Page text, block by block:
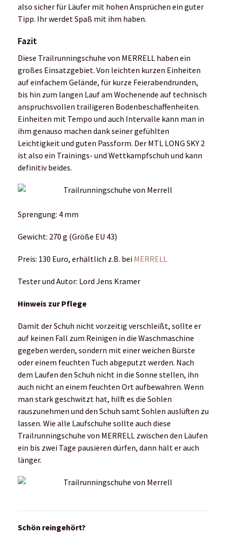
also sicher für Läufer mit hohen Ansprüchen ein guter
Tipp. Ihr werdet Spaß mit ihm haben.
Fazit
Diese Trailrunningschuhe von MERRELL haben ein
großes Einsatzgebiet. Von leichten kurzen Einheiten
auf einfachem Gelände, für kurze Feierabendrunden,
bis hin zum langen Lauf am Wochenende auf technisch
anspruchsvollen trailigeren Bodenbeschaffenheiten.
Einheiten mit Tempo und auch Intervalle kann man in
ihm genauso machen dank seiner gefühlten
Leichtigkeit und guten Passform. Der MTL LONG SKY 2
ist also ein Trainings- und Wettkampfschuh und kann
definitiv beides.
Sprengung: 4 mm
Gewicht: 270 g (Größe EU 43)
Preis: 130 Euro, erhältlich z.B. bei MERRELL
Tester und Autor: Lord Jens Kramer
Hinweis zur Pflege
Damit der Schuh nicht vorzeitig verschleißt, sollte er
auf keinen Fall zum Reinigen in die Waschmaschine
gegeben werden, sondern mit einer weichen Bürste
oder einem feuchten Tuch abgeputzt werden. Nach
dem Laufen den Schuh nicht in die Sonne stellen, ihn
auch nicht an einem feuchten Ort aufbewahren. Wenn
man stark geschwitzt hat, hilft es die Sohlen
rauszunehmen und den Schuh samt Sohlen auslüften zu
lassen. Wie alle Laufschuhe sollte auch diese
Trailrunningschuhe von MERRELL zwischen den Läufen
ein bis zwei Tage pausieren dürfen, dann hält er auch
länger.
Schön reingehört?